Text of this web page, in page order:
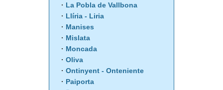
La Pobla de Vallbona
Llíria - Liria
Manises
Mislata
Moncada
Oliva
Ontinyent - Onteniente
Paiporta